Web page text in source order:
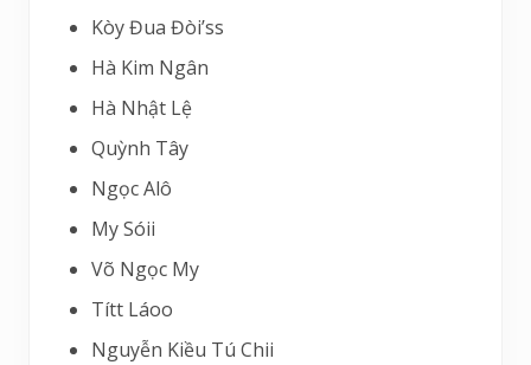
Kòy Đua Đòi’ss
Hà Kim Ngân
Hà Nhật Lệ
Quỳnh Tây
Ngọc Alô
My Sóii
Võ Ngọc My
Títt Láoo
Nguyễn Kiều Tú Chii